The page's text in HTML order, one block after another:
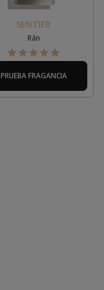
SENTIER
Rán
PRUEBA FRAGANCIA